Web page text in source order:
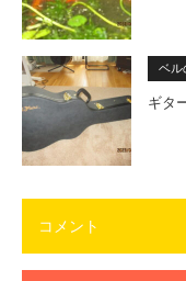
ベル
ギタ
コメント